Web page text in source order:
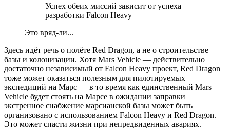
Успех обеих миссий зависит от успеха
разработки Falcon Heavy
Это вряд-ли...
Здесь идёт речь о полёте Red Dragon, а не о строительстве
базы и колонизации. Хотя Mars Vehicle — действительно
достаточно независимый от Falcon Heavy проект, Red Dragon
тоже может оказаться полезным для пилотируемых
экспедиций на Марс — в то время как единственный Mars
Vehicle будет стоять на Марсе в ожидании заправки
экстренное снабжение марсианской базы может быть
организовано с использованием Falcon Heavy и Red Dragon.
Это может спасти жизни при непредвиденных авариях.